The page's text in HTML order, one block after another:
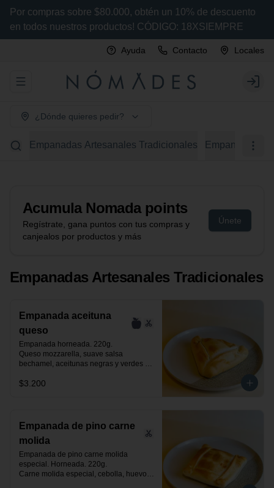
Por compras sobre $80.000, obtén un 10% de descuento
en todos nuestros productos! CÓDIGO: 18XSIEMPRE
Ayuda Contacto Locales
Abrir menu de navegación Login
¿Dónde quieres pedir?
Empanadas Artesanales Tradicionales Empanadas
Acumula Nomada points
Regístrate, gana puntos con tus compras y
canjealos por productos y más
Únete
Empanadas Artesanales Tradicionales
Empanada aceituna
queso
Empanada horneada. 220g.
Queso mozzarella, suave salsa
bechamel, aceitunas negras y verdes
$3.200
Empanada de pino carne
molida
Empanada de pino carne molida
especial. Horneada. 220g.
Carne molida especial, cebolla, huevo,